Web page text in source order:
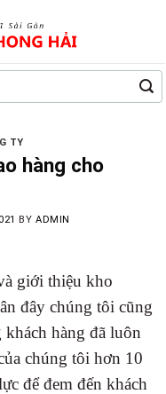
TY
hàng cho
BY ADMIN
giới thiệu kho
đây chúng tôi cũng
hàng đã luôn
chúng tôi hơn 10
để đem đến khách